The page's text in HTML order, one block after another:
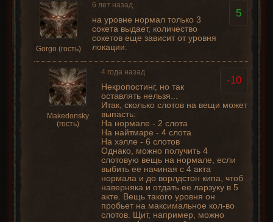
Gorgo (гость)
5
6 лет назад
на уровне нормал только 3
сокета выдает, количество
сокетов еще зависит от уровня
локации.
Makedonsky
(гость)
-10
4 года назад
Некропостинг, но так
оставлять нельзя...
Итак, сколько слотов на вещи может
выпасть:
На нормале - 2 слота
На найтмаре - 4 слота
На хэлле - 6 слотов
Однако, можно получить 4
слотовую вещь на нормале, если
выбить ее начиная с 4 акта
нормала и до ворлдстон кипа, чтоб
наверняка и отдать ее ларзуку в 5
акте. Вещь такого уровня он
пробьет на максимальное кол-во
слотов. Щит, например, можно